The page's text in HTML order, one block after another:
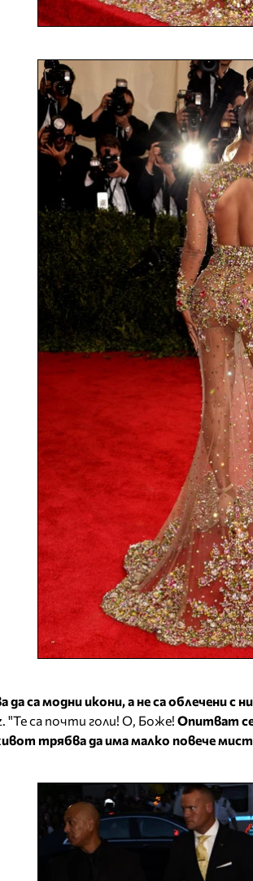
да са модни икони, а не са облечени с
"Те са почти голи! О, Боже! Опитват се
трябва да има малко повече